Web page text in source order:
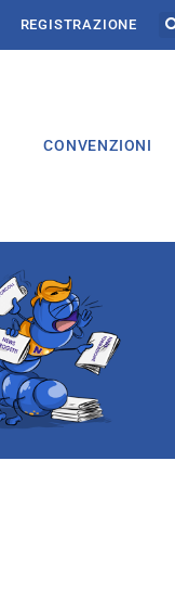
REGISTRAZIONE
CONVENZIONI